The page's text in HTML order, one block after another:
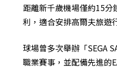
距離新千歲機場僅約15分
利，適合安排高爾夫旅遊
球場曾多次舉辦「SEGA
職業賽事，並配備先進的